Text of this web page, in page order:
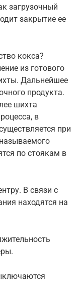
загрузочный
закрытие ее
кокса?
из готового
Дальнейшее
продукта.
шихта
в
при
по стоякам в
В связи с
находятся на